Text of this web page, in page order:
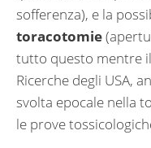
sofferenza), e la
toracotomie
tutto questo mentre
Ricerche degli USA,
svolta epocale nella
le prove